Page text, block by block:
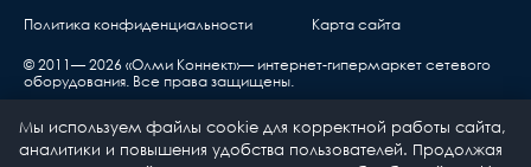
нарушения правил транспортировки,
хранения, эксплуатации или неправильной
установкой;
воздействия окружающей среды (дождь, снег,
град, гроза и т.п.), наступления форс-
Политика конфиденциальности Карта сайта
© 2011— 2026 «Олми Коннект»— интернет-гипермаркет сетевого
оборудования. Все права защищены.
Мы используем файлы cookie для корректной работы сайта,
аналитики и повышения удобства пользователей. Продолжая